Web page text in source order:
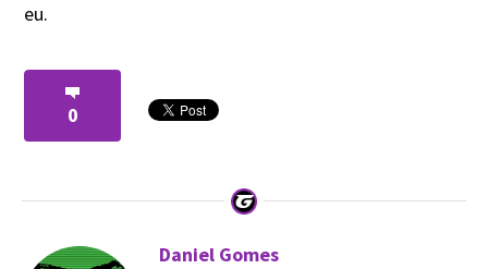
eu.
0
Daniel Gomes